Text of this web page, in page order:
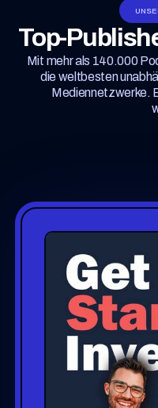
Top-
Mit mehr als 140.000
die weltbesten
Mediennetzwerke.